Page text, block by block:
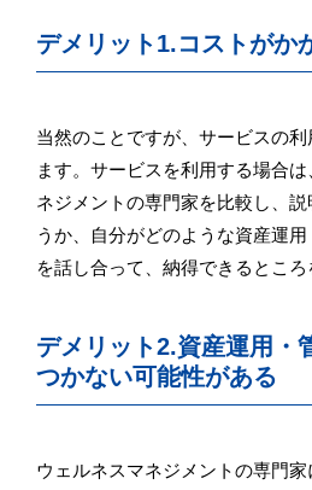
デメリット1.コストがか
当然のことですが、サービスの
ます。サービスを利用する場合
ネジメントの専門家を比較し、
うか、自分がどのような資産運
を話し合って、納得できるところ
デメリット2.資産運用・
つかない可能性がある
ウェルネスマネジメントの専門家